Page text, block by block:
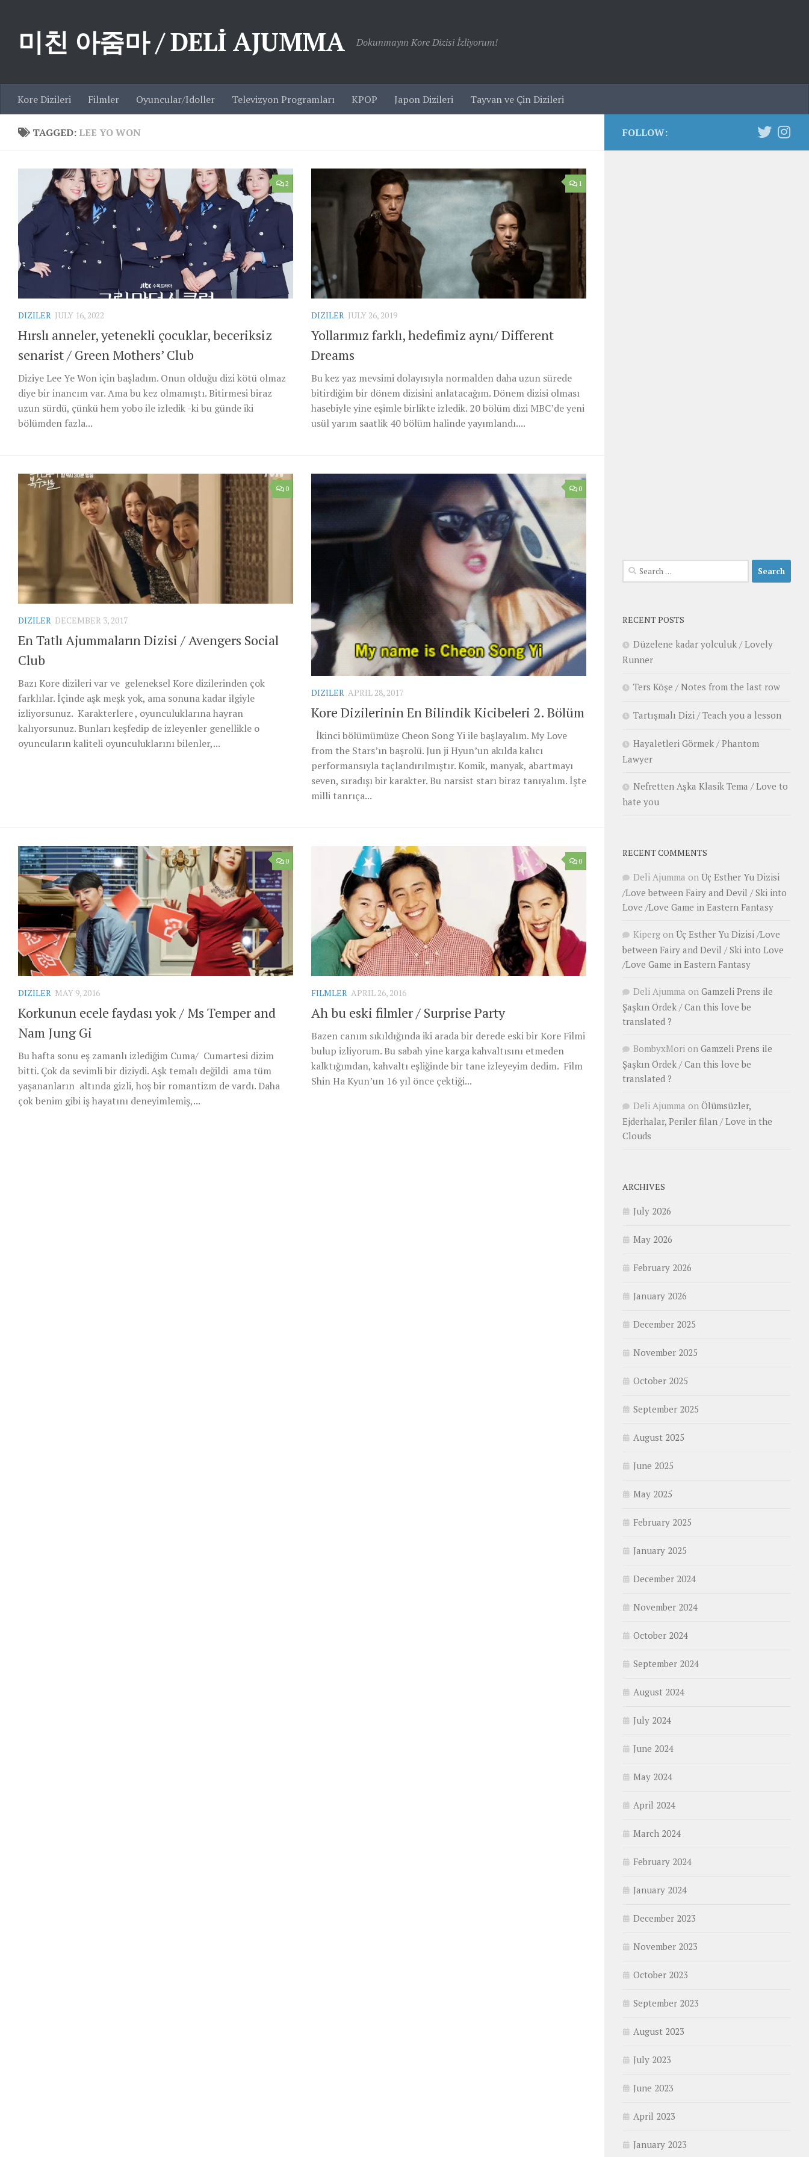
미친 아줌마 / DELİ AJUMMA Dokunmayın Kore Dizisi İzliyorum!
Kore Dizileri Filmler Oyuncular/Idoller Televizyon Programları KPOP Japon Dizileri Tayvan ve Çin Dizileri
TAGGED: LEE YO WON
2
DIZILER JULY 16, 2022
Hırslı anneler, yetenekli çocuklar, beceriksiz
senarist / Green Mothers’ Club
Diziye Lee Ye Won için başladım. Onun olduğu dizi kötü olmaz
diye bir inancım var. Ama bu kez olmamıştı. Bitirmesi biraz
uzun sürdü, çünkü hem yobo ile izledik -ki bu günde iki
bölümden fazla...
1
DIZILER JULY 26, 2019
Yollarımız farklı, hedefimiz aynı/ Different
Dreams
Bu kez yaz mevsimi dolayısıyla normalden daha uzun sürede
bitirdiğim bir dönem dizisini anlatacağım. Dönem dizisi olması
hasebiyle yine eşimle birlikte izledik. 20 bölüm dizi MBC’de yeni
usül yarım saatlik 40 bölüm halinde yayımlandı....
0
DIZILER DECEMBER 3, 2017
En Tatlı Ajummaların Dizisi / Avengers Social
Club
Bazı Kore dizileri var ve geleneksel Kore dizilerinden çok
farklılar. İçinde aşk meşk yok, ama sonuna kadar ilgiyle
izliyorsunuz. Karakterlere , oyunculuklarına hayran
kalıyorsunuz. Bunları keşfedip de izleyenler genellikle o
oyuncuların kaliteli oyunculuklarını bilenler,...
0
DIZILER APRIL 28, 2017
Kore Dizilerinin En Bilindik Kicibeleri 2. Bölüm
İkinci bölümümüze Cheon Song Yi ile başlayalım. My Love
from the Stars’ın başrolü. Jun ji Hyun’un akılda kalıcı
performansıyla taçlandırılmıştır. Komik, manyak, abartmayı
seven, sıradışı bir karakter. Bu narsist starı biraz tanıyalım. İşte
milli tanrıça...
0
DIZILER MAY 9, 2016
Korkunun ecele faydası yok / Ms Temper and
Nam Jung Gi
Bu hafta sonu eş zamanlı izlediğim Cuma/ Cumartesi dizim
bitti. Çok da sevimli bir diziydi. Aşk temalı değildi ama tüm
yaşananların altında gizli, hoş bir romantizm de vardı. Daha
çok benim gibi iş hayatını deneyimlemiş,...
0
FILMLER APRIL 26, 2016
Ah bu eski filmler / Surprise Party
Bazen canım sıkıldığında iki arada bir derede eski bir Kore Filmi
bulup izliyorum. Bu sabah yine karga kahvaltısını etmeden
kalktığımdan, kahvaltı eşliğinde bir tane izleyeyim dedim. Film
Shin Ha Kyun’un 16 yıl önce çektiği...
FOLLOW:
Search
for:
RECENT POSTS
Düzelene kadar yolculuk / Lovely
Runner
Ters Köşe / Notes from the last row
Tartışmalı Dizi / Teach you a lesson
Hayaletleri Görmek / Phantom
Lawyer
Nefretten Aşka Klasik Tema / Love to
hate you
RECENT COMMENTS
Deli Ajumma on Üç Esther Yu Dizisi
/Love between Fairy and Devil / Ski into
Love /Love Game in Eastern Fantasy
Kiperg on Üç Esther Yu Dizisi /Love
between Fairy and Devil / Ski into Love
/Love Game in Eastern Fantasy
Deli Ajumma on Gamzeli Prens ile
Şaşkın Ördek / Can this love be
translated ?
BombyxMori on Gamzeli Prens ile
Şaşkın Ördek / Can this love be
translated ?
Deli Ajumma on Ölümsüzler,
Ejderhalar, Periler filan / Love in the
Clouds
ARCHIVES
July 2026
May 2026
February 2026
January 2026
December 2025
November 2025
October 2025
September 2025
August 2025
June 2025
May 2025
February 2025
January 2025
December 2024
November 2024
October 2024
September 2024
August 2024
July 2024
June 2024
May 2024
April 2024
March 2024
February 2024
January 2024
December 2023
November 2023
October 2023
September 2023
August 2023
July 2023
June 2023
April 2023
January 2023